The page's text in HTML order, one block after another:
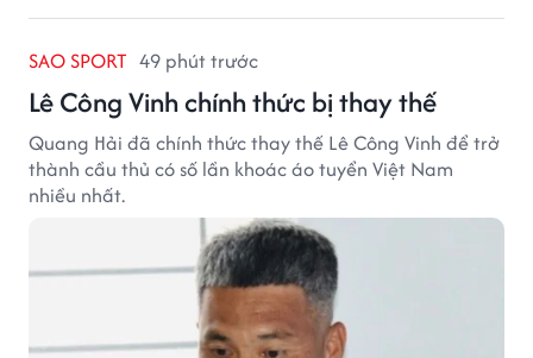
SAO SPORT 49 phút trước
Lê Công Vinh chính thức bị thay thế
Quang Hải đã chính thức thay thế Lê Công Vinh để trở
thành cầu thủ có số lần khoác áo tuyển Việt Nam
nhiều nhất.